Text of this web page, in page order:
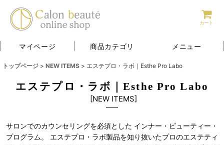
カート
マイページ 商品カテゴリ メニュー
トップページ > NEW ITEMS > エステプロ・ラボ｜Esthe Pro Labo
エステプロ・ラボ｜Esthe Pro Labo
[NEW ITEMS]
サロンでのカウンセリングを必須とした インナー・ビューティー・
プログラム。 エステプロ・ラボ製品を知り抜いたプロのエステティ